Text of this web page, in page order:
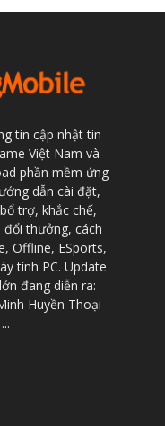
tin cập nhật tin
Việt Nam và
phần mềm ứng
dẫn cài đặt,
trợ, khắc chế,
đổi thưởng, cách
Offline, ESports,
tính PC. Update
đang diễn ra:
Huyền Thoại